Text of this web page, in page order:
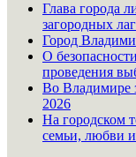
Глава города
загородных
Город
О
проведения
Во Владимире
2026
На городском
семьи, любви и